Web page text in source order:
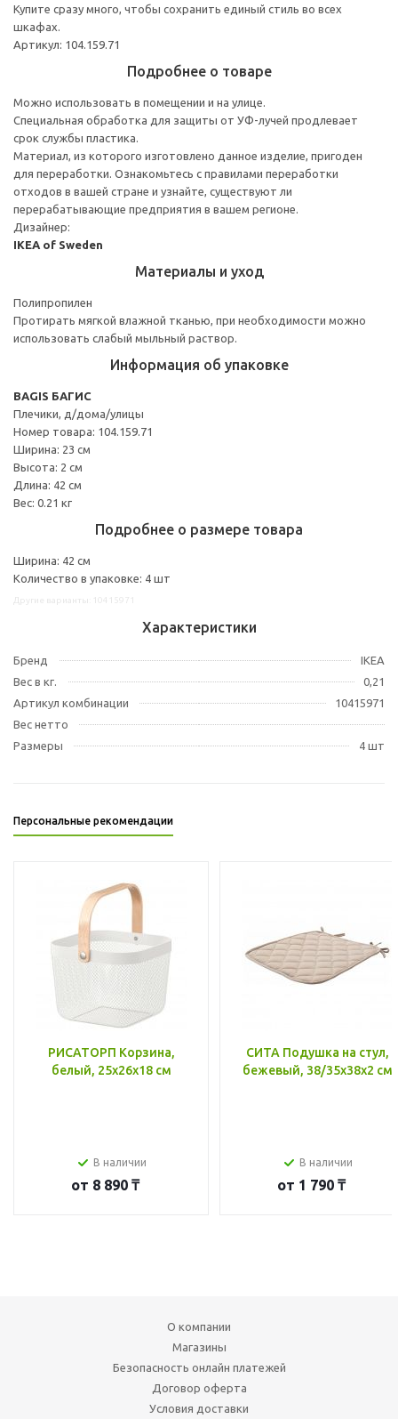
Купите сразу много, чтобы сохранить единый стиль во всех
шкафах.
Артикул: 104.159.71
Подробнее о товаре
Можно использовать в помещении и на улице.
Специальная обработка для защиты от УФ-лучей продлевает
срок службы пластика.
Материал, из которого изготовлено данное изделие, пригоден
для переработки. Ознакомьтесь с правилами переработки
отходов в вашей стране и узнайте, существуют ли
перерабатывающие предприятия в вашем регионе.
Дизайнер:
IKEA of Sweden
Материалы и уход
Полипропилен
Протирать мягкой влажной тканью, при необходимости можно
использовать слабый мыльный раствор.
Информация об упаковке
BAGIS БАГИС
Плечики, д/дома/улицы
Номер товара: 104.159.71
Ширина: 23 см
Высота: 2 см
Длина: 42 см
Вес: 0.21 кг
Подробнее о размере товара
Ширина: 42 см
Количество в упаковке: 4 шт
Характеристики
Бренд
IKEA
Вес в кг.
0,21
Артикул комбинации
10415971
Вес нетто
Размеры
4 шт
Персональные рекомендации
РИСАТОРП Корзина,
белый, 25x26x18 см
В наличии
от 8 890 ₸
СИТА Подушка на стул,
бежевый, 38/35x38x2 см
В наличии
от 1 790 ₸
О компании
Магазины
Безопасность онлайн платежей
Договор оферта
Условия доставки